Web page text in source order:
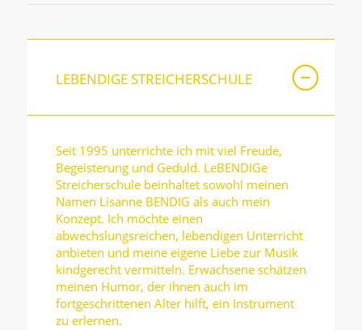
LEBENDIGE STREICHERSCHULE
Seit 1995 unterrichte ich mit viel Freude,
Begeisterung und Geduld. LeBENDIGe
Streicherschule beinhaltet sowohl meinen
Namen Lisanne BENDIG als auch mein
Konzept. Ich möchte einen
abwechslungsreichen, lebendigen Unterricht
anbieten und meine eigene Liebe zur Musik
kindgerecht vermitteln. Erwachsene schätzen
meinen Humor, der ihnen auch im
fortgeschrittenen Alter hilft, ein Instrument
zu erlernen.